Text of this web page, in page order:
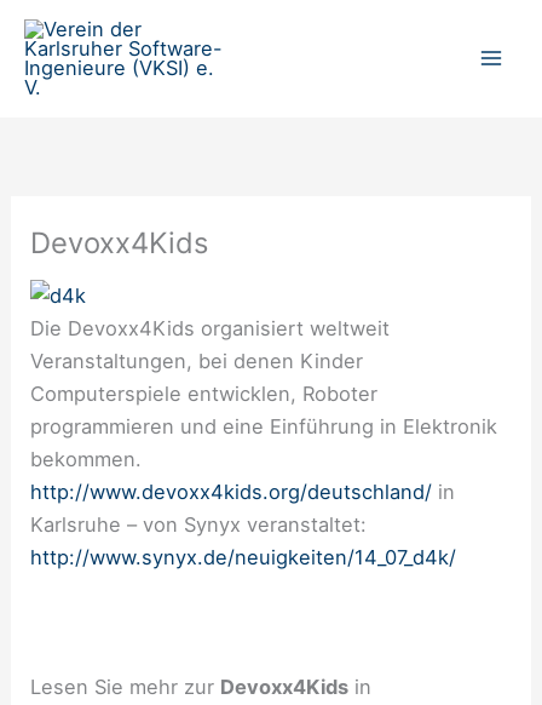
Zum
Inhalt
springen
Devoxx4Kids
Die Devoxx4Kids organisiert weltweit
Veranstaltungen, bei denen Kinder
Computerspiele entwicklen, Roboter
programmieren und eine Einführung in Elektronik
bekommen.
http://www.devoxx4kids.org/deutschland/ in
Karlsruhe – von Synyx veranstaltet:
http://www.synyx.de/neuigkeiten/14_07_d4k/
Lesen Sie mehr zur Devoxx4Kids in